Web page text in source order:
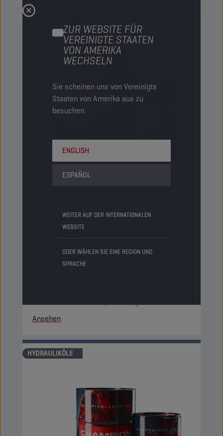
ZUR WEBSITE FÜR
VEREINIGTE STAATEN
VON AMERIKA
WECHSELN
Sie scheinen uns von Vereinigte
Staaten von Amerika aus zu
besuchen.
ENGLISH
ESPAÑOL
WEITER AUF DER INTERNATIONALEN
WEBSITE
ODER WÄHLEN SIE EINE REGION UND
SPRACHE
HYDRAULIKÖLE
ISO 46
Ein Hydrauliköl auf Mineralölbasis mit
ausgewählten Additiven gegen Verschleiß und
Ansehen
HYDRAULIKÖLE